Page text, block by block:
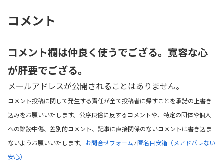
コメント
コメント欄は仲良く使うでござる。寛容な心
が肝要でござる。
メールアドレスが公開されることはありません。
コメント投稿に関して発生する責任が全て投稿者に帰すことを承諾の上書き
込みをお願いいたします。公序良俗に反するコメントや、特定の団体や個人
への誹謗中傷、差別的コメント、記事に直接関係のないコメントは書き込ま
ないようお願いいたします。 お問合せフォーム /匿名目安箱（メアドバレない
安心）